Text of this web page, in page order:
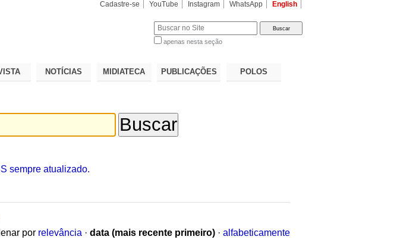
Cadastre-se YouTube Instagram WhatsApp English
apenas nesta seção
NOTÍCIAS MIDIATECA PUBLICAÇÕES POLOS
sempre atualizado.
por relevância · data (mais recente primeiro) · alfabeticamente